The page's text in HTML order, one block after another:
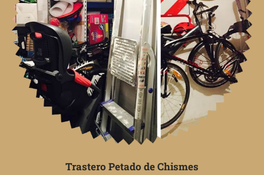
Trastero Petado de Chismes